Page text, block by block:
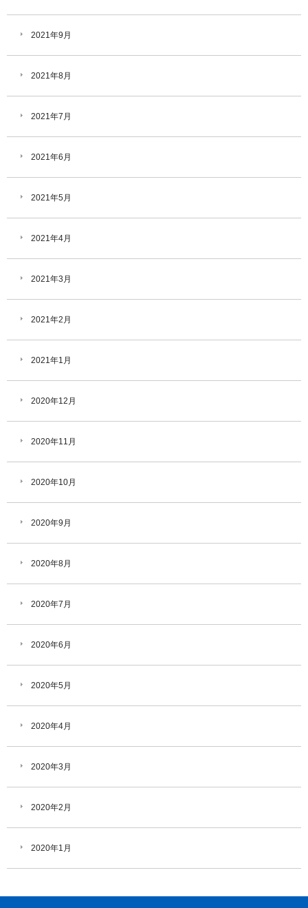
2021年9月
2021年8月
2021年7月
2021年6月
2021年5月
2021年4月
2021年3月
2021年2月
2021年1月
2020年12月
2020年11月
2020年10月
2020年9月
2020年8月
2020年7月
2020年6月
2020年5月
2020年4月
2020年3月
2020年2月
2020年1月